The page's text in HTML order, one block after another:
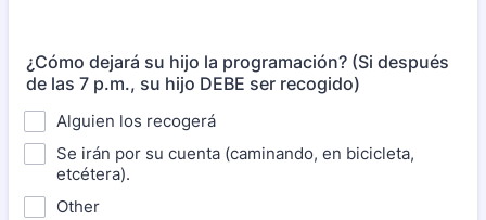
¿Cómo dejará su hijo la programación? (Si después
de las 7 p.m., su hijo DEBE ser recogido)
Alguien los recogerá
Se irán por su cuenta (caminando, en bicicleta,
etcétera).
Other